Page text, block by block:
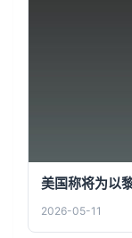
美国称将为以
2026-05-11